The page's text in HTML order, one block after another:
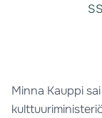
Minna Kauppi